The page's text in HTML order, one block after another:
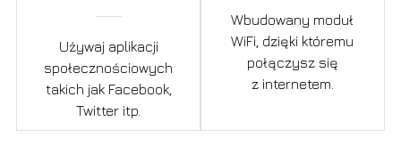
Używaj aplikacji
społecznościowych
takich jak Facebook,
Twitter itp.
Wbudowany moduł
WiFi, dzięki któremu
połączysz się
z internetem.